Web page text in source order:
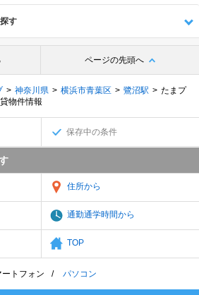
す
ページの先頭へ
神奈川県 横浜市青葉区 鷺沼駅
たまプ
物件情報
保存中の条件
住所から
通勤通学時間から
TOP
ートフォン パソコン